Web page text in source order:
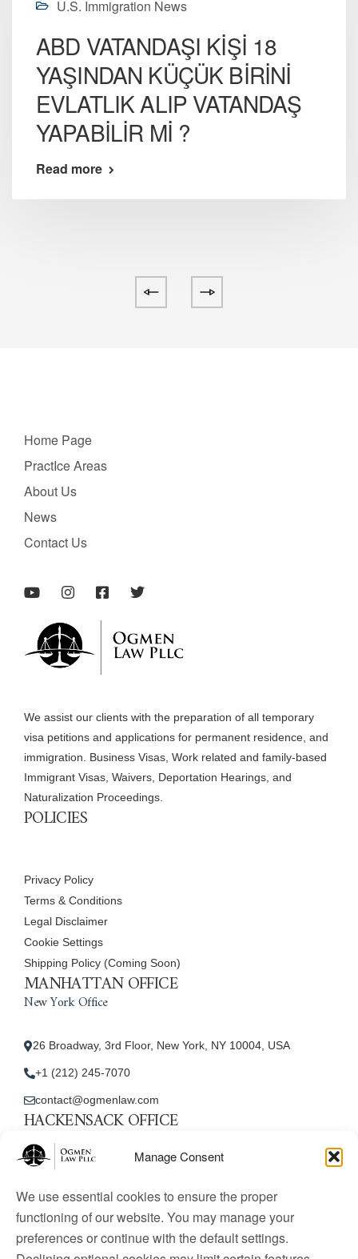
Manage Consent
We use essential cookies to ensure the proper
functioning of our website. You may manage your
preferences or continue with the default settings.
U.S. Immigration News
ABD VATANDAŞI KİŞİ 18
YAŞINDAN KÜÇÜK BİRİNİ
EVLATLIK ALIP VATANDAŞ
YAPABİLİR Mİ ?
Read more
Home Page
PractIce Areas
About Us
News
Contact Us
We assist our clients with the preparation of all temporary
visa petitions and applications for permanent residence, and
immigration. Business Visas, Work related and family-based
Immigrant Visas, Waivers, Deportation Hearings, and
Naturalization Proceedings.
POLICIES
Privacy Policy
Terms & Conditions
Legal Disclaimer
Cookie Settings
Shipping Policy (Coming Soon)
MANHATTAN OFFICE
New York Office
26 Broadway, 3rd Floor, New York, NY 10004, USA
+1 (212) 245-7070
contact@ogmenlaw.com
HACKENSACK OFFICE
New Jersey Office
contact@ogmenlaw.com